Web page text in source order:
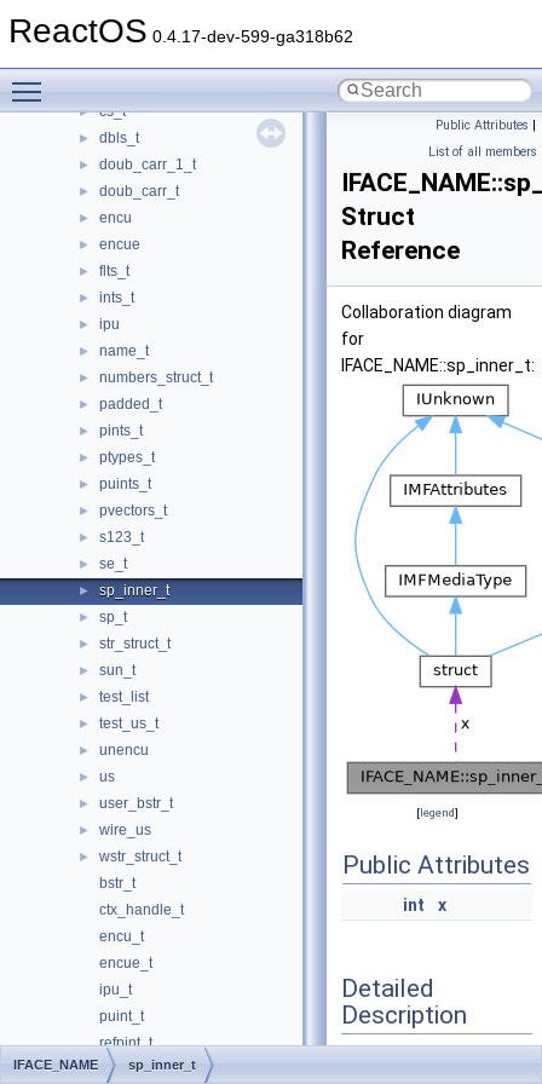
ReactOS 0.4.17-dev-599-ga318b62
► cs_blob_t
► cs_t
► dbls_t
► doub_carr_1_t
► doub_carr_t
► encu
► encue
► flts_t
► ints_t
► ipu
► name_t
► numbers_struct_t
► padded_t
► pints_t
► ptypes_t
► puints_t
► pvectors_t
► s123_t
► se_t
► sp_inner_t
► sp_t
► str_struct_t
► sun_t
► test_list
► test_us_t
► unencu
► us
► user_bstr_t
► wire_us
►
wstr_struct_t
bstr_t
ctx_handle_t
encu_t
encue_t
ipu_t
puint_t
refpint_t
renum_t
Public Attributes |
List of all members
Struct
Reference
Collaboration diagram
for
IFACE_NAME::sp_inner_t:
[legend]
Public Attributes
int x
Detailed
Description
IFACE_NAME sp_inner_t